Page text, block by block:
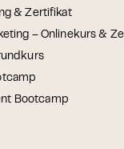
& Zertifikat
– Onlinekurs &
Bootcamp